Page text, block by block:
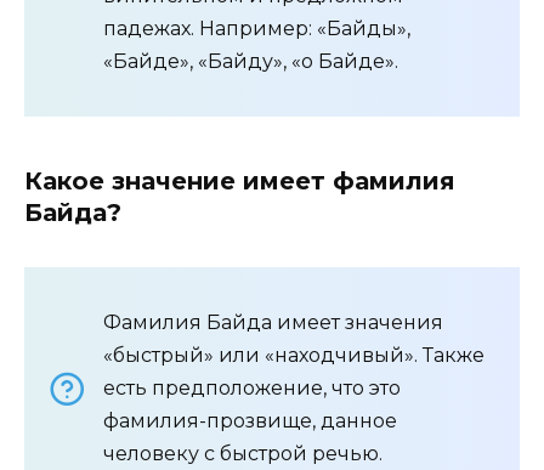
падежах. Например: «Байды»,
«Байде», «Байду», «о Байде».
Какое значение имеет фамилия
Байда?
Фамилия Байда имеет значения
«быстрый» или «находчивый». Также
есть предположение, что это
фамилия-прозвище, данное
человеку с быстрой речью.